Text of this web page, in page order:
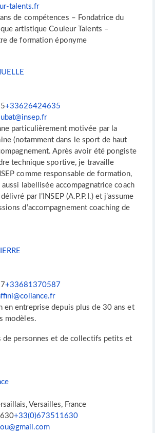
talents.fr
de compétences – Fondatrice du
artistique Couleur Talents –
de formation éponyme
+33626424635
particulièrement motivée par la
(notamment dans le sport de haut
Après avoir été pongiste
technique sportive, je travaille
comme responsable de formation,
labellisée accompagnatrice coach
par l’INSEP (A.P.P.I.) et j’assume
d’accompagnement coaching de
+33681370587
en entreprise depuis plus de 30 ans et
modèles.
de personnes et de collectifs petits et
Versailles, France
+33(0)673511630